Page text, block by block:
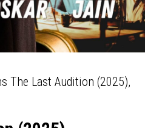
The Last Audition (2025),